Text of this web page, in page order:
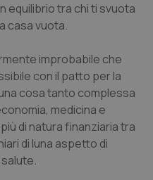
equilibrio tra chi ti svuota
casa vuota.
improbabile che
con il patto per la
cosa tanto complessa
medicina e
di natura finanziaria tra
di luna aspetto di